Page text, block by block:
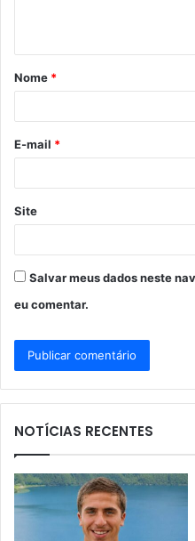
á
r
*
Nome *
E-mail *
Site
Salvar meus dados neste
eu comentar.
NOTÍCIAS RECENTES